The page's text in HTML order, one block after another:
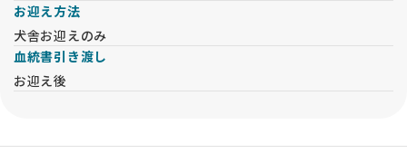
お迎え方法
犬舎お迎えのみ
血統書引き渡し
お迎え後